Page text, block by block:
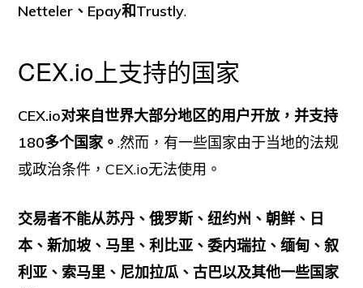
Netteler、Epay和Trustly.
CEX.io上支持的国家
CEX.io对来自世界大部分地区的用户开放，并支持
180多个国家。.然而，有一些国家由于当地的法规
或政治条件，CEX.io无法使用。
交易者不能从苏丹、俄罗斯、纽约州、朝鲜、日
本、新加坡、马里、利比亚、委内瑞拉、缅甸、叙
利亚、索马里、尼加拉瓜、古巴以及其他一些国家